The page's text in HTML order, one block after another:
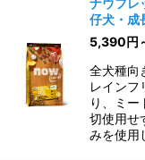
ナウフレ
仔犬・成
5,390円
全犬種向
レインフ
り、ミ
切使用せ
みを使用